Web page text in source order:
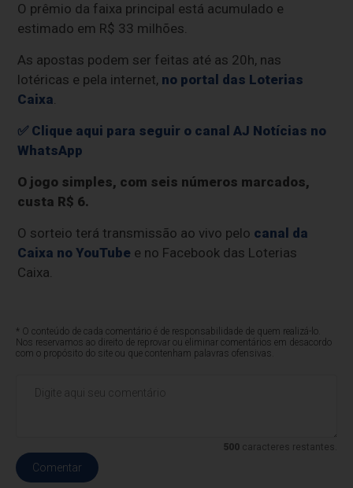
O prêmio da faixa principal está acumulado e
estimado em R$ 33 milhões.
As apostas podem ser feitas até as 20h, nas
lotéricas e pela internet, no portal das Loterias
Caixa.
✅ Clique aqui para seguir o canal AJ Notícias no
WhatsApp
O jogo simples, com seis números marcados,
custa R$ 6.
O sorteio terá transmissão ao vivo pelo canal da
Caixa no YouTube e no Facebook das Loterias
Caixa.
* O conteúdo de cada comentário é de responsabilidade de quem realizá-lo.
Nos reservamos ao direito de reprovar ou eliminar comentários em desacordo
com o propósito do site ou que contenham palavras ofensivas.
500caracteres restantes.
Comentar